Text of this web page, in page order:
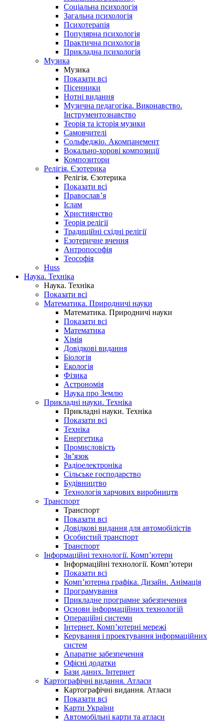
Соціальна психологія
Загальна психологія
Психотерапія
Популярна психологія
Практична психологія
Прикладна психологія
Музика
Музика
Показати всі
Пісенники
Нотні видання
Музична педагогіка. Виконавство.
Інструментознавство
Теорія та історія музики
Самовчителі
Сольфеджіо. Акомпанемент
Вокально-хорові композиції
Композитори
Релігія. Єзотерика
Релігія. Єзотерика
Показати всі
Православ’я
Іслам
Християнство
Теорія релігії
Традиційні східні релігії
Езотеричне вчення
Антропософія
Теософія
Huss
Наука. Техніка
Наука. Техніка
Показати всі
Математика. Природничі науки
Математика. Природничі науки
Показати всі
Математика
Хімія
Довідкові видання
Біологія
Екологія
Фізика
Астрономія
Наука про Землю
Прикладні науки. Техніка
Прикладні науки. Техніка
Показати всі
Техніка
Енергетика
Промисловість
Зв’язок
Радіоелектроніка
Сільське господарство
Будівництво
Технологія харчових виробництв
Транспорт
Транспорт
Показати всі
Довідкові видання для автомобілістів
Особистий транспорт
Транспорт
Інформаційні технології. Комп’ютери
Інформаційні технології. Комп’ютери
Показати всі
Комп’ютерна графіка. Дизайн. Анімація
Програмування
Прикладне програмне забезпечення
Основи інформаційних технологій
Операційні системи
Інтернет. Комп’ютерні мережі
Керування і проектування інформаційних
систем
Апаратне забезпечення
Офісні додатки
Бази даних. Інтернет
Картографічні видання. Атласи
Картографічні видання. Атласи
Показати всі
Карти України
Автомобільні карти та атласи